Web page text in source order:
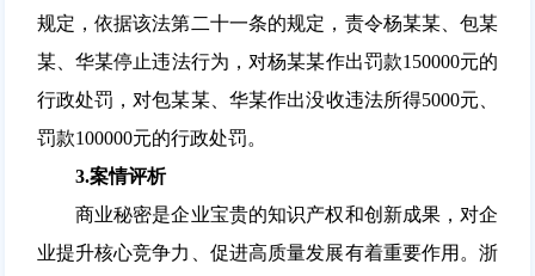
规定，依据该法第二十一条的规定，责令杨某某、包某
某、华某停止违法行为，对杨某某作出罚款150000元的
行政处罚，对包某某、华某作出没收违法所得5000元、
罚款100000元的行政处罚。
3.案情评析
商业秘密是企业宝贵的知识产权和创新成果，对企
业提升核心竞争力、促进高质量发展有着重要作用。浙